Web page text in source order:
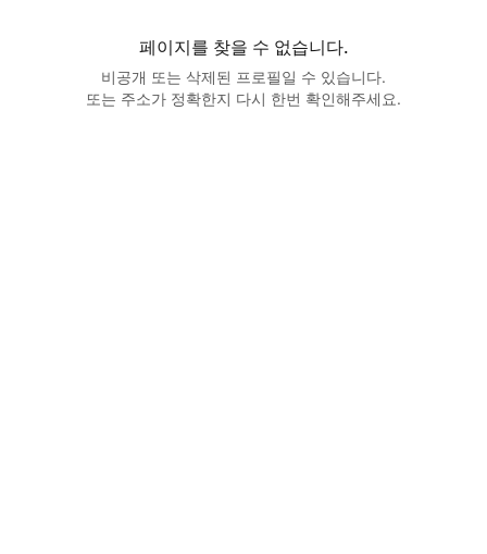
페이지를 찾을 수 없습니다.
비공개 또는 삭제된 프로필일 수 있습니다.
또는 주소가 정확한지 다시 한번 확인해주세요.